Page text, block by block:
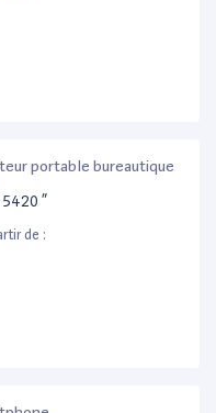
portable bureautique
”
de :